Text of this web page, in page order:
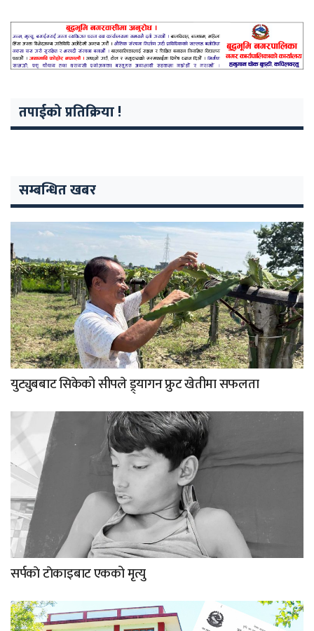
तपाईको प्रतिक्रिया !
सम्बन्धित खबर
युट्युबबाट सिकेको सीपले ड्र्यागन फ्रुट खेतीमा सफलता
सर्पकाे टाेकाइबाट एकको मृत्यु